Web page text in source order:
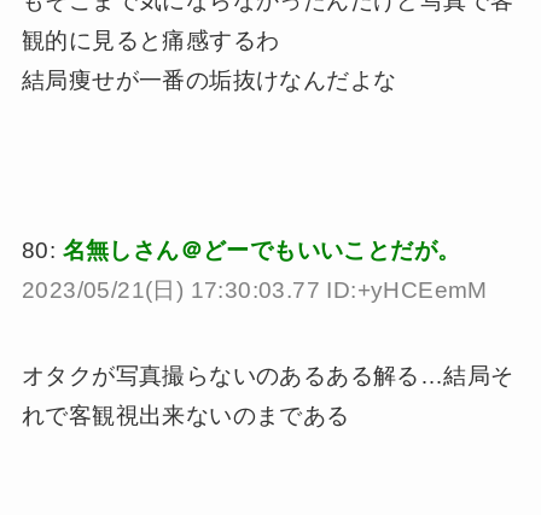
観的に見ると痛感するわ
結局痩せが一番の垢抜けなんだよな
80: 名無しさん＠どーでもいいことだが。
2023/05/21(日) 17:30:03.77 ID:+yHCEemM
オタクが写真撮らないのあるある解る…結局そ
れで客観視出来ないのまである